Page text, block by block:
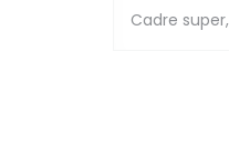
Cadre